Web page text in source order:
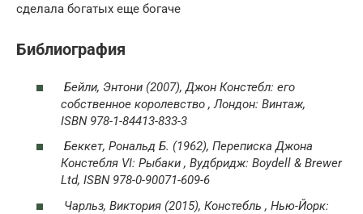
сделала богатых еще богаче
Библиография
Бейли, Энтони (2007), Джон Констебл: его
собственное королевство , Лондон: Винтаж,
ISBN 978-1-84413-833-3
Беккет, Рональд Б. (1962), Переписка Джона
Констебля VI: Рыбаки , Вудбридж: Boydell & Brewer
Ltd, ISBN 978-0-90071-609-6
Чарльз, Виктория (2015), Констебль , Нью-Йорк: